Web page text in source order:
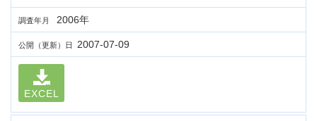
調査年月 2006年
公開（更新）日 2007-07-09
EXCEL